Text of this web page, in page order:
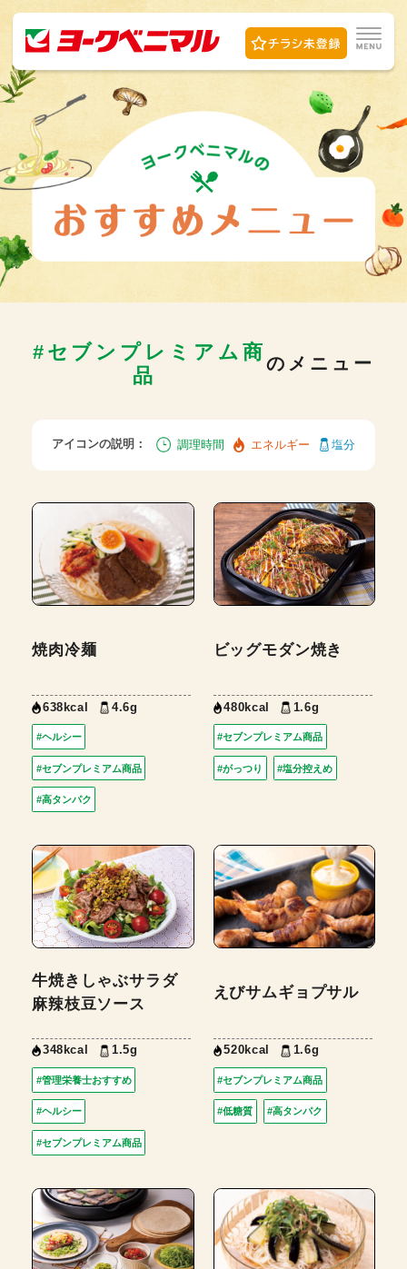
#セブンプレミアム商
品
のメニュー
アイコンの説明： 調理時間 エネルギー 塩分
焼肉冷麺
638kcal 4.6g
#ヘルシー
#セブンプレミアム商品
#高タンパク
ビッグモダン焼き
480kcal 1.6g
#セブンプレミアム商品
#がっつり #塩分控えめ
牛焼きしゃぶサラダ
麻辣枝豆ソース
348kcal 1.5g
#管理栄養士おすすめ
#ヘルシー
#セブンプレミアム商品
えびサムギョプサル
520kcal 1.6g
#セブンプレミアム商品
#低糖質 #高タンパク